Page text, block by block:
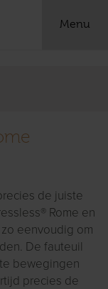
Menu
de juiste
Rome en
eenvoudig om
De fauteuil
bewegingen
precies de